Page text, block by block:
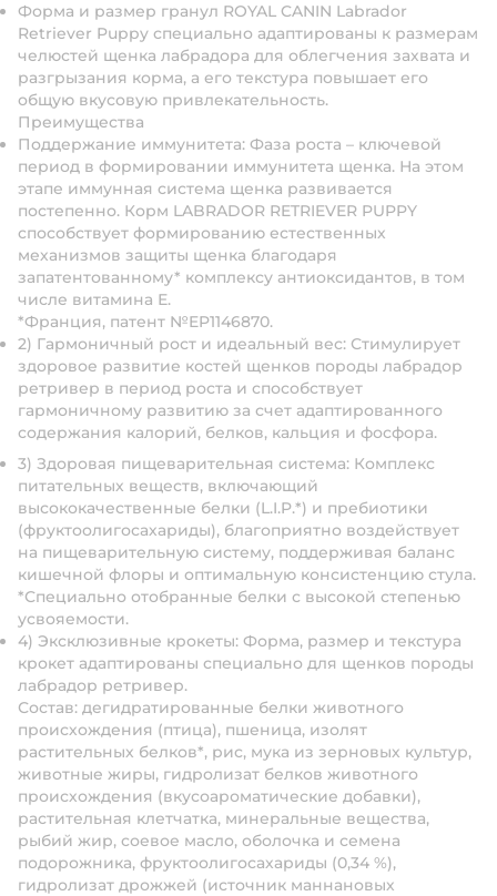
Форма и размер гранул ROYAL CANIN Labrador
Retriever Puppy специально адаптированы к размерам
челюстей щенка лабрадора для облегчения захвата и
разгрызания корма, а его текстура повышает его
общую вкусовую привлекательность.
Преимущества
Поддержание иммунитета: Фаза роста – ключевой
период в формировании иммунитета щенка. На этом
этапе иммунная система щенка развивается
постепенно. Корм LABRADOR RETRIEVER PUPPY
способствует формированию естественных
механизмов защиты щенка благодаря
запатентованному* комплексу антиоксидантов, в том
числе витамина Е.
*Франция, патент №EP1146870.
2) Гармоничный рост и идеальный вес: Стимулирует
здоровое развитие костей щенков породы лабрадор
ретривер в период роста и способствует
гармоничному развитию за счет адаптированного
содержания калорий, белков, кальция и фосфора.
3) Здоровая пищеварительная система: Комплекс
питательных веществ, включающий
высококачественные белки (L.I.P.*) и пребиотики
(фруктоолигосахариды), благоприятно воздействует
на пищеварительную систему, поддерживая баланс
кишечной флоры и оптимальную консистенцию стула.
*Специально отобранные белки с высокой степенью
усвояемости.
4) Эксклюзивные крокеты: Форма, размер и текстура
крокет адаптированы специально для щенков породы
лабрадор ретривер.
Состав: дегидратированные белки животного
происхождения (птица), пшеница, изолят
растительных белков*, рис, мука из зерновых культур,
животные жиры, гидролизат белков животного
происхождения (вкусоароматические добавки),
растительная клетчатка, минеральные вещества,
рыбий жир, соевое масло, оболочка и семена
подорожника, фруктоолигосахариды (0,34 %),
гидролизат дрожжей (источник мaннановых